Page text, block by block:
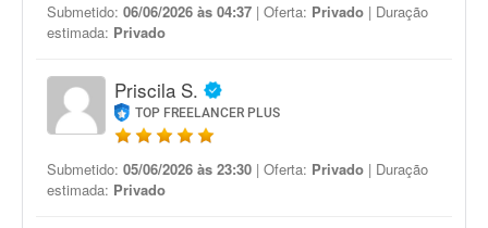
Submetido: 06/06/2026 às 04:37 | Oferta: Privado | Duração
estimada: Privado
Priscila S.
TOP FREELANCER PLUS
Submetido: 05/06/2026 às 23:30 | Oferta: Privado | Duração
estimada: Privado